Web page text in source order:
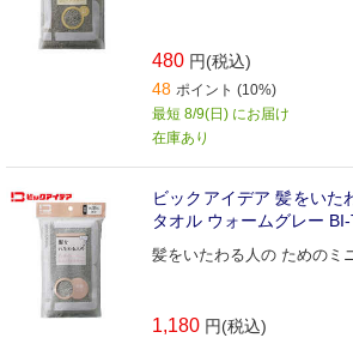
480 円(税込)
48 ポイント (10%)
最短 8/9(日) にお届け
在庫あり
ビックアイデア 髪をいた
タオル ウォームグレー
髪をいたわる人の ためのミ
1,180 円(税込)